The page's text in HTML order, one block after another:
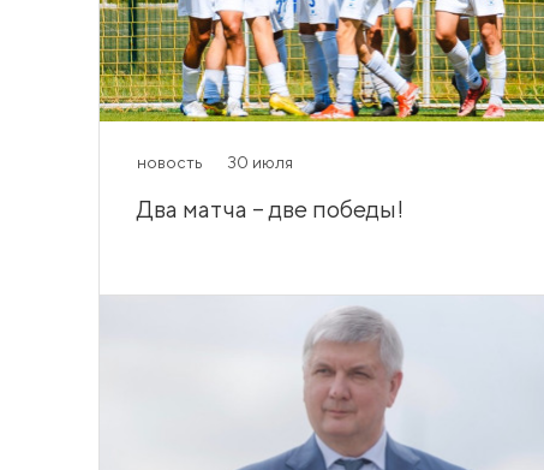
новость 30 июля
Два матча – две победы!